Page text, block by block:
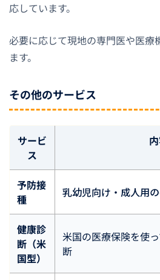
応しています。
必要に応じて現地の専門医や医療
ます。
その他のサービス
サービ
ス
予防接
種
乳幼児向け・成人用
健康診
断（米
国型）
米国の医療保険を使
断